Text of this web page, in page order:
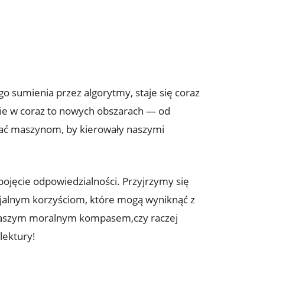
sumienia przez algorytmy, staje się coraz
w coraz to nowych obszarach — od
maszynom, by kierowały naszymi
odpowiedzialności. Przyjrzymy się
korzyściom, które mogą wyniknąć z
moralnym kompasem,czy raczej